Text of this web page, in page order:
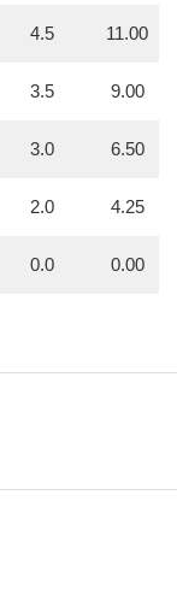
4.5 11.00
3.5 9.00
3.0 6.50
2.0 4.25
0.0 0.00